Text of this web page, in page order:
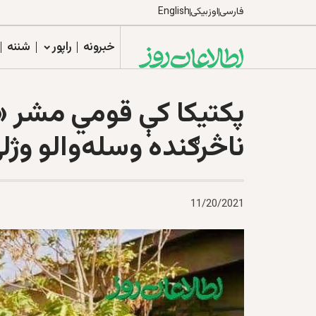
فارسیاوزبیکیEnglish
خبرونه راپور شننه
پکتيکا کې قومي
ناڅرګنده وسله‌والو
11/20/2021